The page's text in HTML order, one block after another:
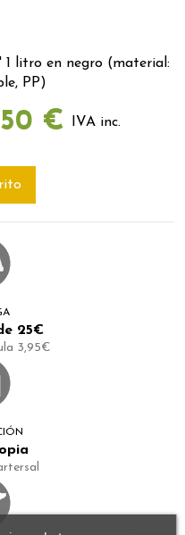
litro en negro (material:
PP)
€ IVA inc.
25€
3,95€